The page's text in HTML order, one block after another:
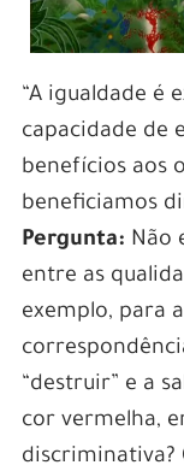
“A igualdade é
capacidade de
benefícios aos
beneficiamos
Pergunta: Não
entre as
exemplo, para
“destruir” e a
cor vermelha,
discriminativa?